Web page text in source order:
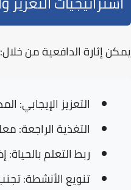
يمكن إثارة الدافعية من خلال:
التعزيز الإيجابي:
التغذية الراجعة:
ربط التعلم بالحياة:
تنويع الأنشطة: